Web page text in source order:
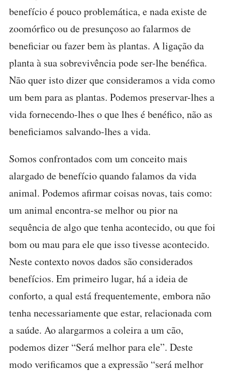
benefício é pouco problemática, e nada existe de
zoomórfico ou de presunçoso ao falarmos de
beneficiar ou fazer bem às plantas. A ligação da
planta à sua sobrevivência pode ser-lhe benéfica.
Não quer isto dizer que consideramos a vida como
um bem para as plantas. Podemos preservar-lhes a
vida fornecendo-lhes o que lhes é benéfico, não as
beneficiamos salvando-lhes a vida.
Somos confrontados com um conceito mais
alargado de benefício quando falamos da vida
animal. Podemos afirmar coisas novas, tais como:
um animal encontra-se melhor ou pior na
sequência de algo que tenha acontecido, ou que foi
bom ou mau para ele que isso tivesse acontecido.
Neste contexto novos dados são considerados
benefícios. Em primeiro lugar, há a ideia de
conforto, a qual está frequentemente, embora não
tenha necessariamente que estar, relacionada com
a saúde. Ao alargarmos a coleira a um cão,
podemos dizer “Será melhor para ele”. Deste
modo verificamos que a expressão “será melhor